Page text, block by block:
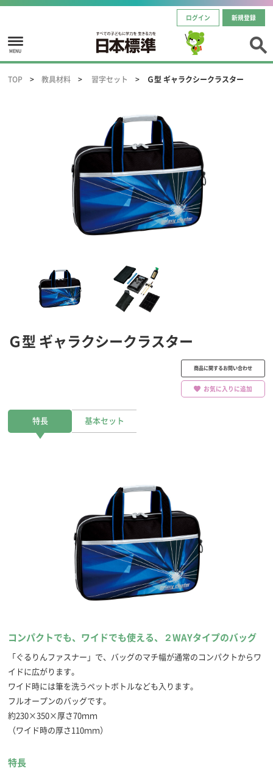
ログイン 新規登録
MENU
TOP 教具材料 習字セット Ｇ型 ギャラクシークラスター
Ｇ型 ギャラクシークラスター
商品に関するお問い合わせ
お気に入りに追加
特長 基本セット
コンパクトでも、ワイドでも使える、２WAYタイプのバッグ
「ぐるりんファスナー」で、バッグのマチ幅が通常のコンパクトからワ
イドに広がります。
ワイド時には筆を洗うペットボトルなども入ります。
フルオープンのバッグです。
約230×350×厚さ70ｍｍ
（ワイド時の厚さ110ｍｍ）
特長